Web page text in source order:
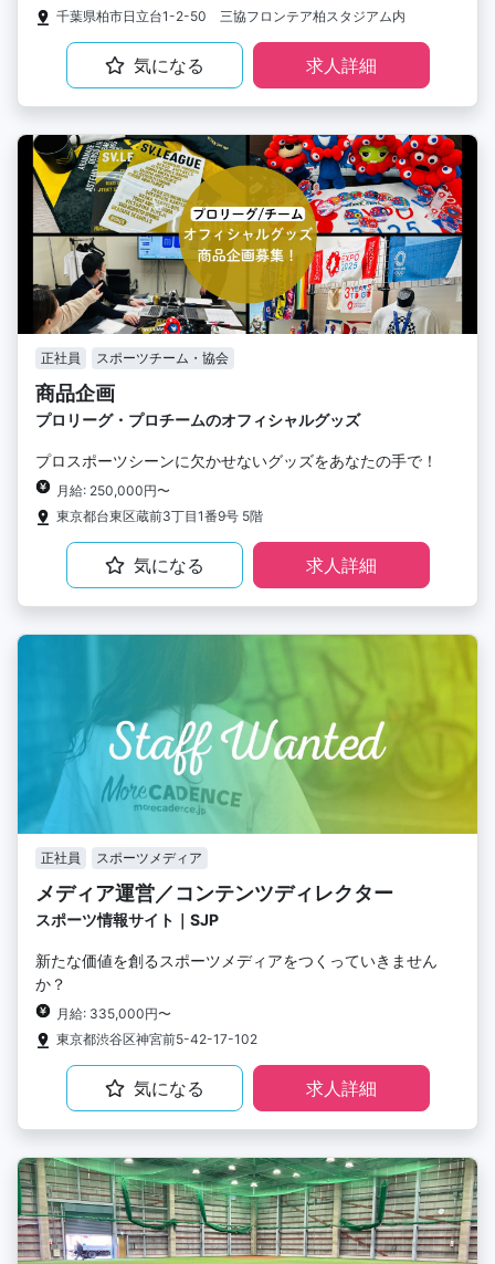
千葉県柏市日立台1-2-50 三協フロンテア柏スタジアム内
気になる 求人詳細
正社員 スポーツチーム・協会
商品企画
プロリーグ・プロチームのオフィシャルグッズ
プロスポーツシーンに欠かせないグッズをあなたの手で！
月給: 250,000円〜
東京都台東区蔵前3丁目1番9号 5階
気になる 求人詳細
正社員 スポーツメディア
メディア運営／コンテンツディレクター
スポーツ情報サイト｜SJP
新たな価値を創るスポーツメディアをつくっていきません
か？
月給: 335,000円〜
東京都渋谷区神宮前5-42-17-102
気になる 求人詳細